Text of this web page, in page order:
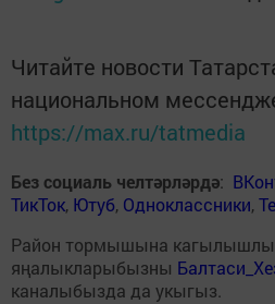
Читайте новости
национальном
https://max.ru/tatmedia
Без социаль челтәрләрдә:
ТикТок, Ютуб, Одноклассники,
Район тормышына
яңалыкларыбызны
каналыбызда да укыгыз.